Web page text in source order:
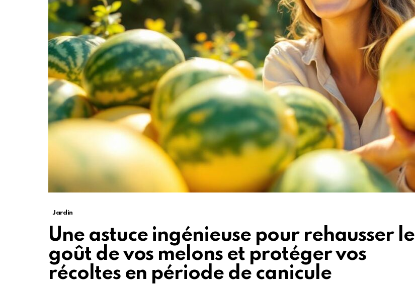
Jardin
Une astuce ingénieuse pour rehausser le
goût de vos melons et protéger vos
récoltes en période de canicule